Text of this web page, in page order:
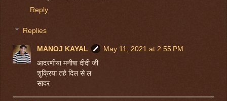
Reply
Replies
MANOJ KAYAL
May 11, 2021 at 2:55 PM
आदरणीया मनीषा दीदी जी
शुक्रिया तहे दिल से ल
सादर